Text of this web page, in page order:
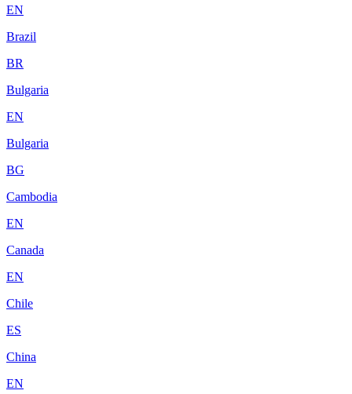
EN
Brazil
BR
Bulgaria
EN
Bulgaria
BG
Cambodia
EN
Canada
EN
Chile
ES
China
EN